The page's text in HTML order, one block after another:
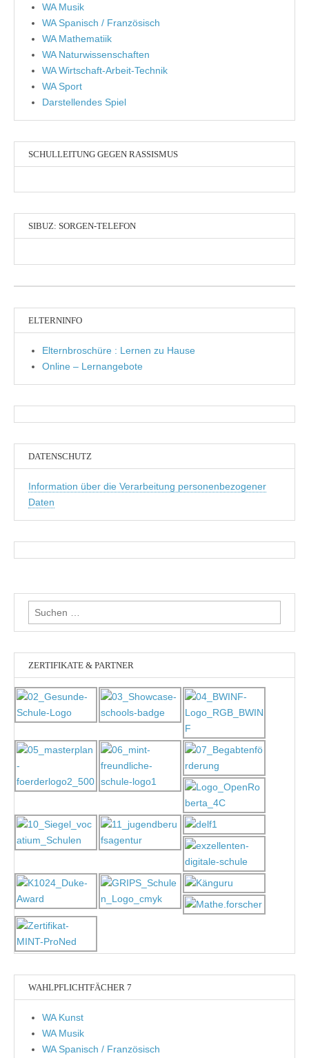
WA Musik
WA Spanisch / Französisch
WA Mathematiik
WA Naturwissenschaften
WA Wirtschaft-Arbeit-Technik
WA Sport
Darstellendes Spiel
SCHULLEITUNG GEGEN RASSISMUS
SIBUZ: SORGEN-TELEFON
ELTERNINFO
Elternbroschüre : Lernen zu Hause
Online – Lernangebote
DATENSCHUTZ
Information über die Verarbeitung personenbezogener
Daten
Suchen
nach:
ZERTIFIKATE & PARTNER
WAHLPFLICHTFÄCHER 7
WA Kunst
WA Musik
WA Spanisch / Französisch